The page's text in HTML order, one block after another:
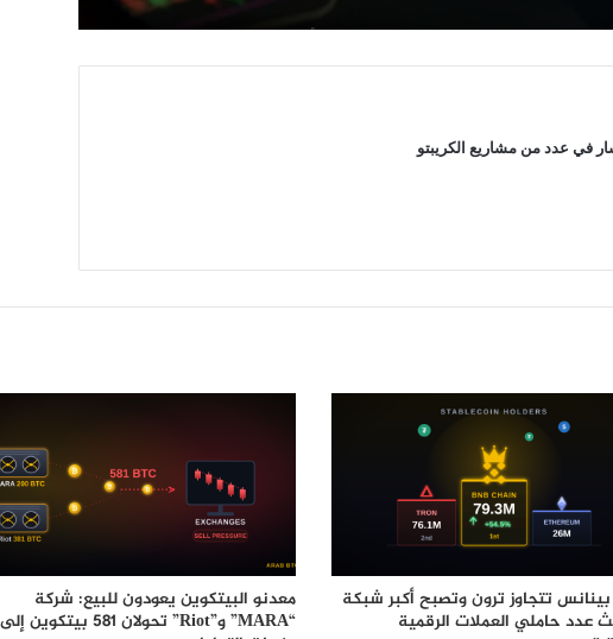
إليكم تفاصيل الأداء المالي لمنصة تداول
العملات الرقمية الكورية “Bithumb” خلال
شركات تبادل العملات المشفرة ستستمر
معروضة للبيع …. التفاصيل هنا
في عدد من مشاريع الكريبتو
تتجاوز ترون وتصبح أكبر شبكة
عدد حاملي العملات الرقمية
معدنو البيتكوين يعودون للبيع: شركة
“MARA” و”Riot” تحولان 581 بيتكوين إلى